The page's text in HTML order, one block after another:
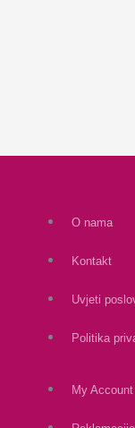
O nama
Kontakt
Uvjeti
Politika
My Account